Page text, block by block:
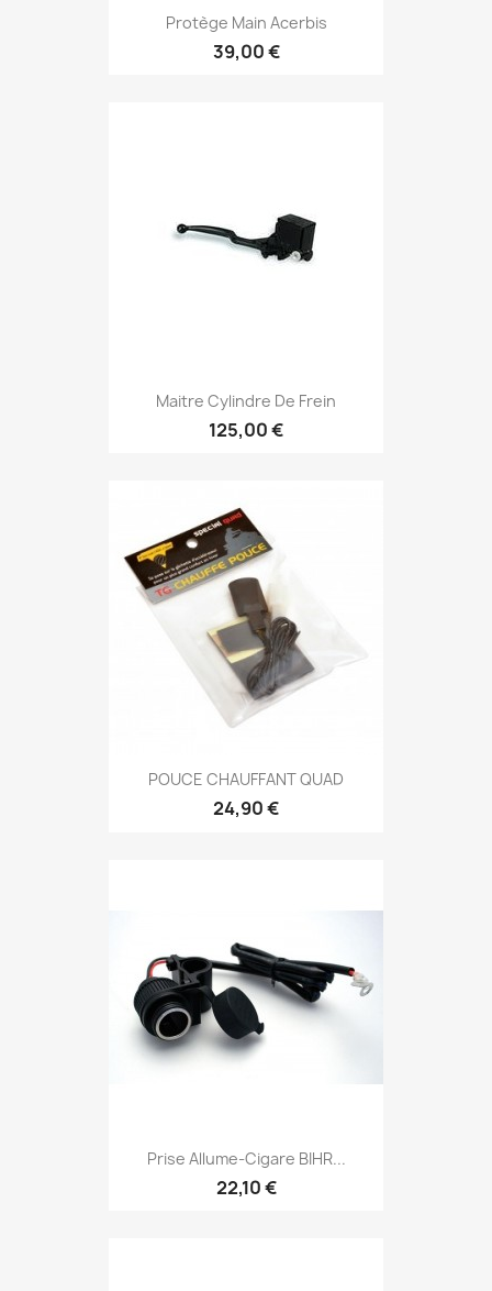
Protège Main Acerbis
39,00 €
Maitre Cylindre De Frein
125,00 €
POUCE CHAUFFANT QUAD
24,90 €
Prise Allume-Cigare BIHR...
22,10 €